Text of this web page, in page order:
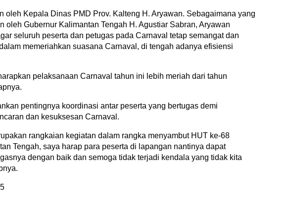
oleh Kepala Dinas PMD Prov. Kalteng H. Aryawan. Sebagaimana yang
oleh Gubernur Kalimantan Tengah H. Agustiar Sabran, Aryawan
seluruh peserta dan petugas pada Carnaval tetap semangat dan
memeriahkan suasana Carnaval, di tengah adanya efisiensi
pelaksanaan Carnaval tahun ini lebih meriah dari tahun
pentingnya koordinasi antar peserta yang bertugas demi
dan kesuksesan Carnaval.
rangkaian kegiatan dalam rangka menyambut HUT ke-68
Tengah, saya harap para peserta di lapangan nantinya dapat
dengan baik dan semoga tidak terjadi kendala yang tidak kita